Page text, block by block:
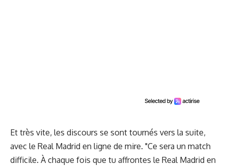
Et très vite, les discours se sont tournés vers la suite,
avec le Real Madrid en ligne de mire. "Ce sera un match
difficile. À chaque fois que tu affrontes le Real Madrid en